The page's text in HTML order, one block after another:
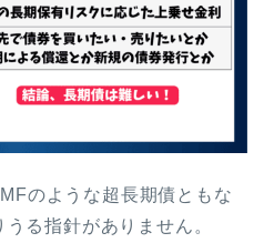
のような超長期債ともな
る指針がありません。